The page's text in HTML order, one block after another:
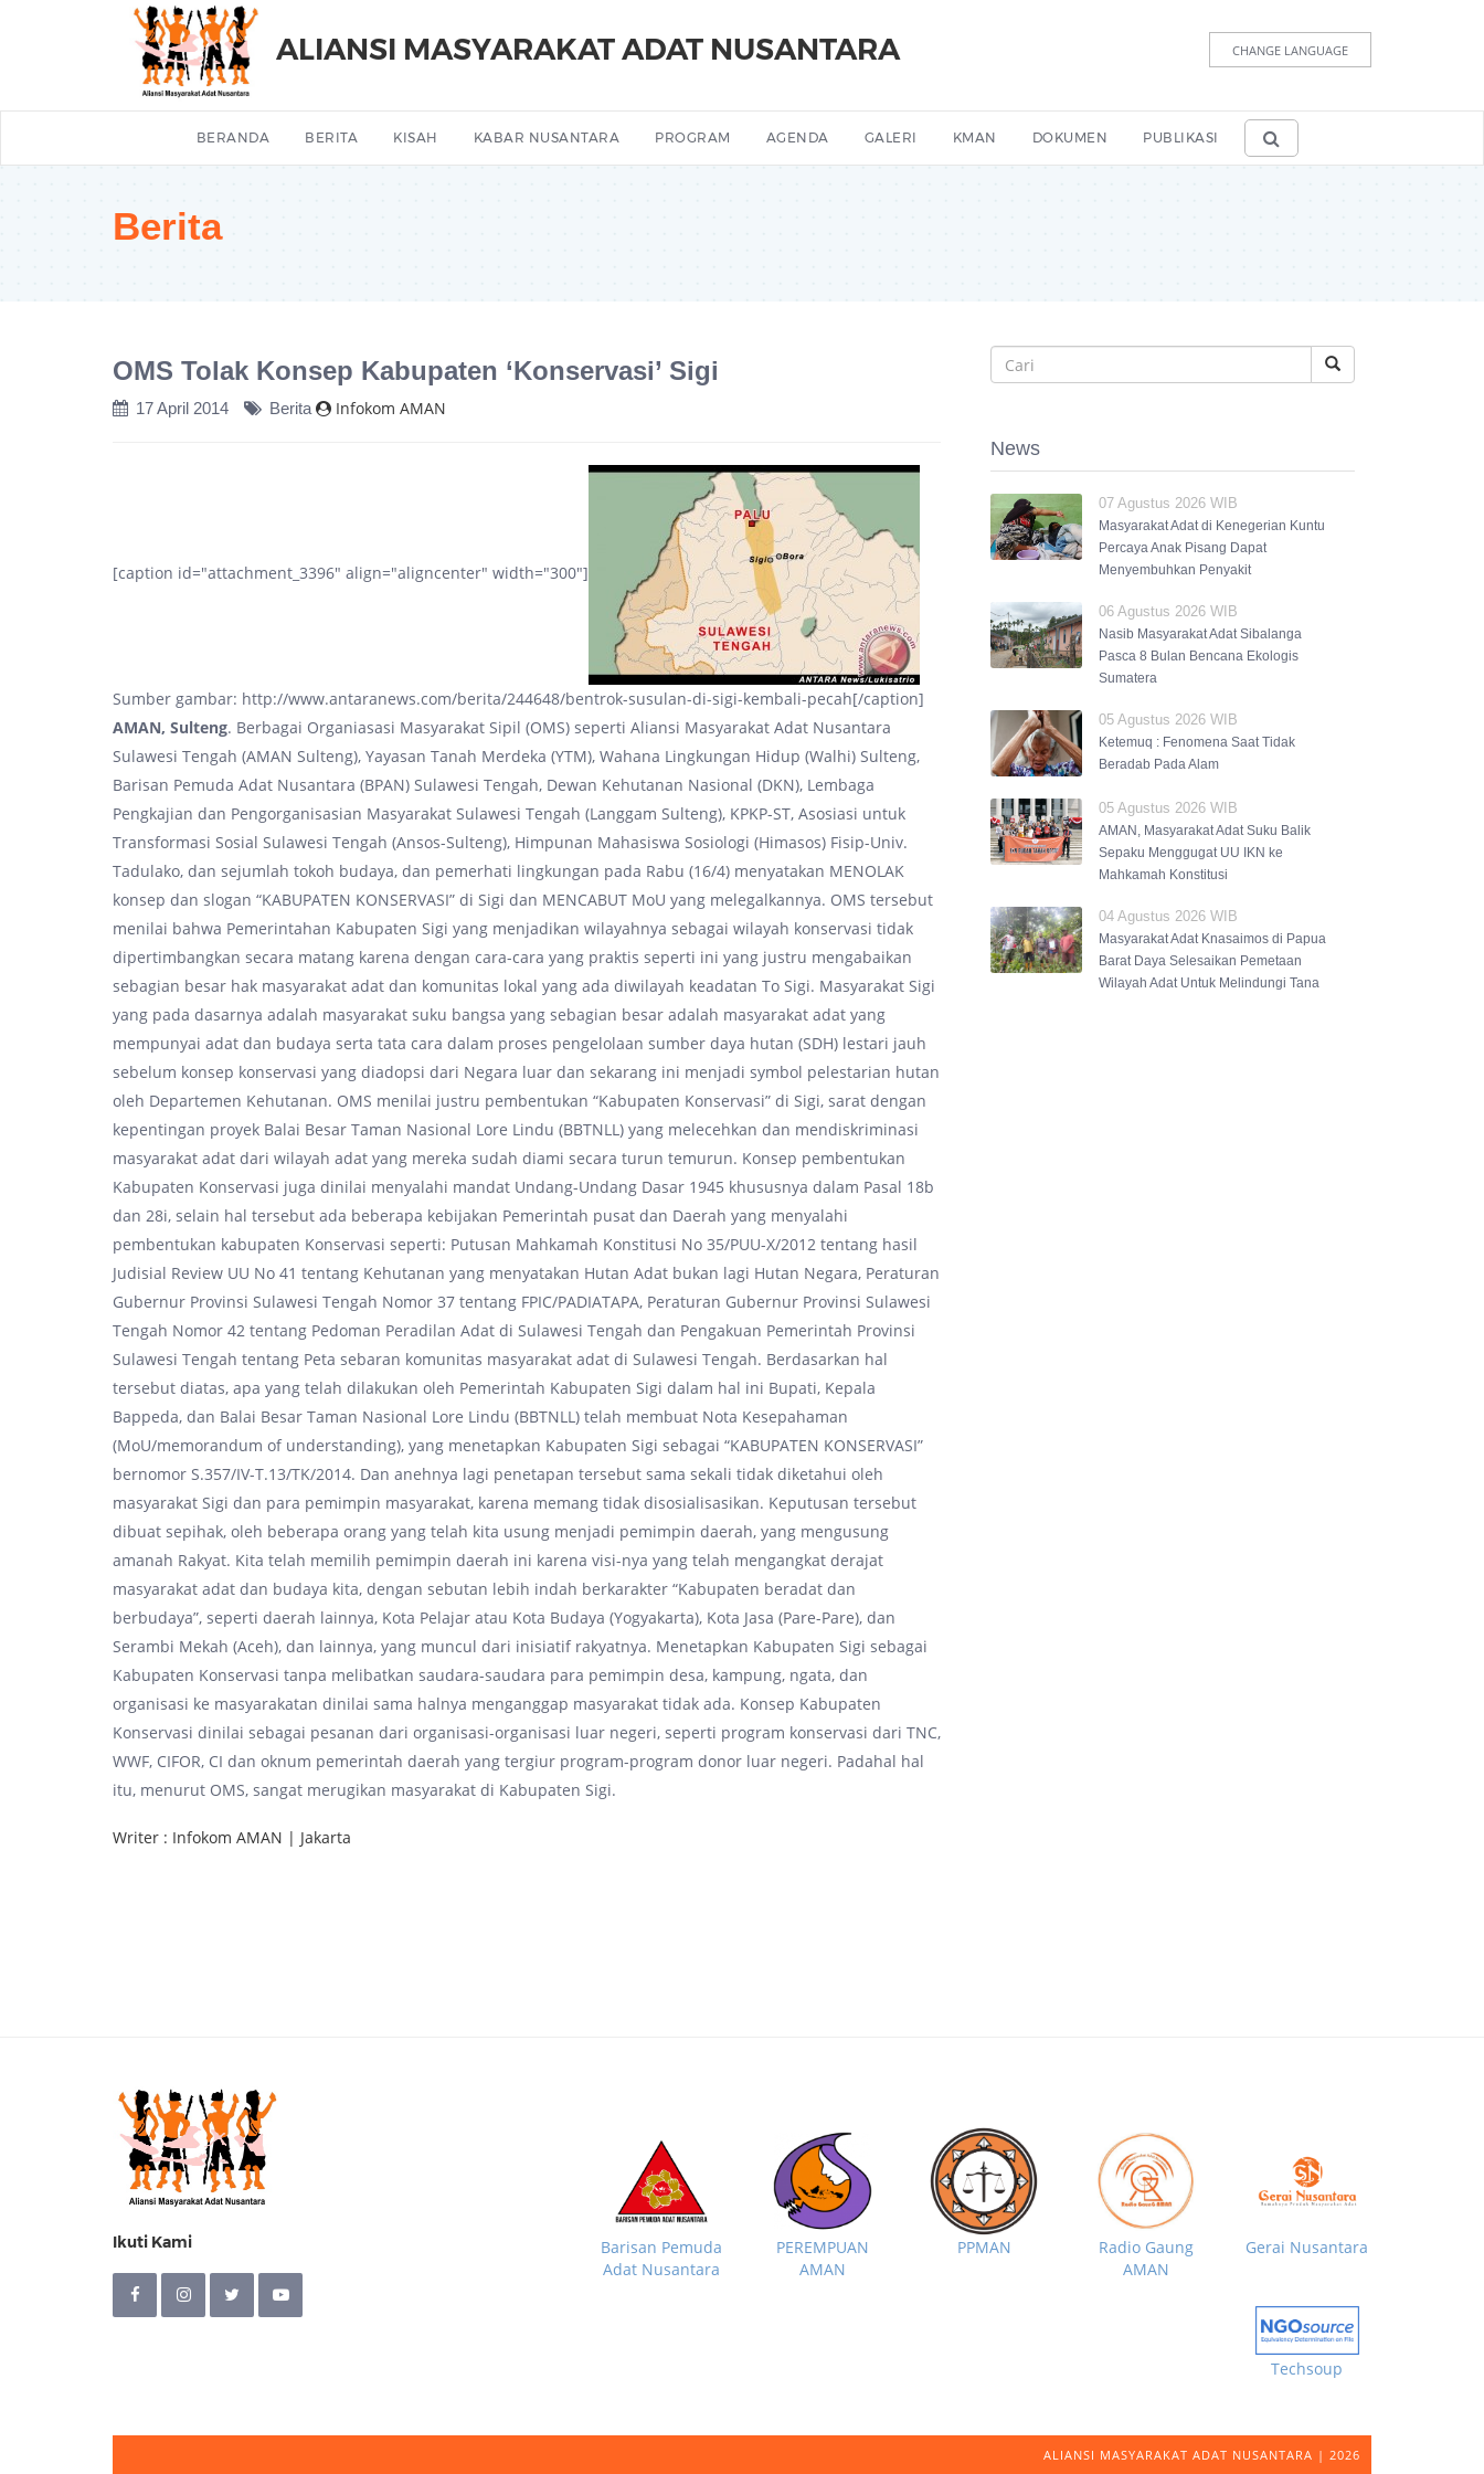
ALIANSI MASYARAKAT ADAT NUSANTARA CHANGE LANGUAGE
BERANDA BERITA KISAH KABAR NUSANTARA PROGRAM AGENDA GALERI KMAN DOKUMEN PUBLIKASI
Berita
OMS Tolak Konsep Kabupaten ‘Konservasi’ Sigi
17 April 2014 Berita Infokom AMAN
[caption id="attachment_3396" align="aligncenter" width="300"]
Sumber gambar: http://www.antaranews.com/berita/244648/bentrok-susulan-di-sigi-kembali-pecah[/caption]
AMAN, Sulteng. Berbagai Organiasasi Masyarakat Sipil (OMS) seperti Aliansi Masyarakat Adat Nusantara
Sulawesi Tengah (AMAN Sulteng), Yayasan Tanah Merdeka (YTM), Wahana Lingkungan Hidup (Walhi) Sulteng,
Barisan Pemuda Adat Nusantara (BPAN) Sulawesi Tengah, Dewan Kehutanan Nasional (DKN), Lembaga
Pengkajian dan Pengorganisasian Masyarakat Sulawesi Tengah (Langgam Sulteng), KPKP-ST, Asosiasi untuk
Transformasi Sosial Sulawesi Tengah (Ansos-Sulteng), Himpunan Mahasiswa Sosiologi (Himasos) Fisip-Univ.
Tadulako, dan sejumlah tokoh budaya, dan pemerhati lingkungan pada Rabu (16/4) menyatakan MENOLAK
konsep dan slogan “KABUPATEN KONSERVASI” di Sigi dan MENCABUT MoU yang melegalkannya. OMS tersebut
menilai bahwa Pemerintahan Kabupaten Sigi yang menjadikan wilayahnya sebagai wilayah konservasi tidak
dipertimbangkan secara matang karena dengan cara-cara yang praktis seperti ini yang justru mengabaikan
sebagian besar hak masyarakat adat dan komunitas lokal yang ada diwilayah keadatan To Sigi. Masyarakat Sigi
yang pada dasarnya adalah masyarakat suku bangsa yang sebagian besar adalah masyarakat adat yang
mempunyai adat dan budaya serta tata cara dalam proses pengelolaan sumber daya hutan (SDH) lestari jauh
sebelum konsep konservasi yang diadopsi dari Negara luar dan sekarang ini menjadi symbol pelestarian hutan
oleh Departemen Kehutanan. OMS menilai justru pembentukan “Kabupaten Konservasi” di Sigi, sarat dengan
kepentingan proyek Balai Besar Taman Nasional Lore Lindu (BBTNLL) yang melecehkan dan mendiskriminasi
masyarakat adat dari wilayah adat yang mereka sudah diami secara turun temurun. Konsep pembentukan
Kabupaten Konservasi juga dinilai menyalahi mandat Undang-Undang Dasar 1945 khususnya dalam Pasal 18b
dan 28i, selain hal tersebut ada beberapa kebijakan Pemerintah pusat dan Daerah yang menyalahi
pembentukan kabupaten Konservasi seperti: Putusan Mahkamah Konstitusi No 35/PUU-X/2012 tentang hasil
Judisial Review UU No 41 tentang Kehutanan yang menyatakan Hutan Adat bukan lagi Hutan Negara, Peraturan
Gubernur Provinsi Sulawesi Tengah Nomor 37 tentang FPIC/PADIATAPA, Peraturan Gubernur Provinsi Sulawesi
Tengah Nomor 42 tentang Pedoman Peradilan Adat di Sulawesi Tengah dan Pengakuan Pemerintah Provinsi
Sulawesi Tengah tentang Peta sebaran komunitas masyarakat adat di Sulawesi Tengah. Berdasarkan hal
tersebut diatas, apa yang telah dilakukan oleh Pemerintah Kabupaten Sigi dalam hal ini Bupati, Kepala
Bappeda, dan Balai Besar Taman Nasional Lore Lindu (BBTNLL) telah membuat Nota Kesepahaman
(MoU/memorandum of understanding), yang menetapkan Kabupaten Sigi sebagai “KABUPATEN KONSERVASI”
bernomor S.357/IV-T.13/TK/2014. Dan anehnya lagi penetapan tersebut sama sekali tidak diketahui oleh
masyarakat Sigi dan para pemimpin masyarakat, karena memang tidak disosialisasikan. Keputusan tersebut
dibuat sepihak, oleh beberapa orang yang telah kita usung menjadi pemimpin daerah, yang mengusung
amanah Rakyat. Kita telah memilih pemimpin daerah ini karena visi-nya yang telah mengangkat derajat
masyarakat adat dan budaya kita, dengan sebutan lebih indah berkarakter “Kabupaten beradat dan
berbudaya”, seperti daerah lainnya, Kota Pelajar atau Kota Budaya (Yogyakarta), Kota Jasa (Pare-Pare), dan
Serambi Mekah (Aceh), dan lainnya, yang muncul dari inisiatif rakyatnya. Menetapkan Kabupaten Sigi sebagai
Kabupaten Konservasi tanpa melibatkan saudara-saudara para pemimpin desa, kampung, ngata, dan
organisasi ke masyarakatan dinilai sama halnya menganggap masyarakat tidak ada. Konsep Kabupaten
Konservasi dinilai sebagai pesanan dari organisasi-organisasi luar negeri, seperti program konservasi dari TNC,
WWF, CIFOR, CI dan oknum pemerintah daerah yang tergiur program-program donor luar negeri. Padahal hal
itu, menurut OMS, sangat merugikan masyarakat di Kabupaten Sigi.
Writer : Infokom AMAN | Jakarta
News
07 Agustus 2026 WIB
Masyarakat Adat di Kenegerian Kuntu
Percaya Anak Pisang Dapat
Menyembuhkan Penyakit
06 Agustus 2026 WIB
Nasib Masyarakat Adat Sibalanga
Pasca 8 Bulan Bencana Ekologis
Sumatera
05 Agustus 2026 WIB
Ketemuq : Fenomena Saat Tidak
Beradab Pada Alam
05 Agustus 2026 WIB
AMAN, Masyarakat Adat Suku Balik
Sepaku Menggugat UU IKN ke
Mahkamah Konstitusi
04 Agustus 2026 WIB
Masyarakat Adat Knasaimos di Papua
Barat Daya Selesaikan Pemetaan
Wilayah Adat Untuk Melindungi Tana
Ikuti Kami
Barisan Pemuda
Adat Nusantara
PEREMPUAN
AMAN
PPMAN
Radio Gaung
AMAN
Gerai Nusantara
Techsoup
ALIANSI MASYARAKAT ADAT NUSANTARA | 2026